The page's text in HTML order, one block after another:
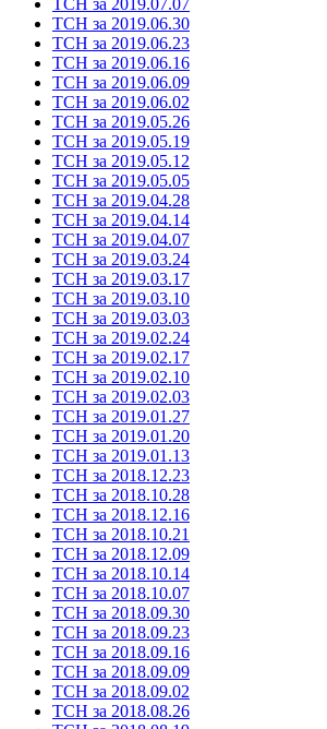
ТСН за 2019.06.30
ТСН за 2019.06.23
ТСН за 2019.06.16
ТСН за 2019.06.09
ТСН за 2019.06.02
ТСН за 2019.05.26
ТСН за 2019.05.19
ТСН за 2019.05.12
ТСН за 2019.05.05
ТСН за 2019.04.28
ТСН за 2019.04.14
ТСН за 2019.04.07
ТСН за 2019.03.24
ТСН за 2019.03.17
ТСН за 2019.03.10
ТСН за 2019.03.03
ТСН за 2019.02.24
ТСН за 2019.02.17
ТСН за 2019.02.10
ТСН за 2019.02.03
ТСН за 2019.01.27
ТСН за 2019.01.20
ТСН за 2019.01.13
ТСН за 2018.12.23
ТСН за 2018.10.28
ТСН за 2018.12.16
ТСН за 2018.10.21
ТСН за 2018.12.09
ТСН за 2018.10.14
ТСН за 2018.10.07
ТСН за 2018.09.30
ТСН за 2018.09.23
ТСН за 2018.09.16
ТСН за 2018.09.09
ТСН за 2018.09.02
ТСН за 2018.08.26